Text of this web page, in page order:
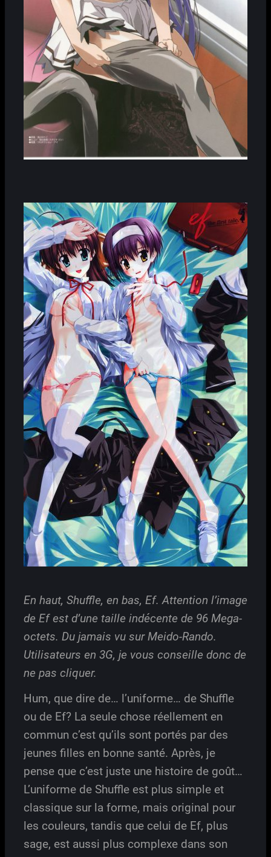
En haut, Shuffle, en bas, Ef. Attention l’image
de Ef est d’une taille indécente de 96 Mega-
octets. Du jamais vu sur Meido-Rando.
Utilisateurs en 3G, je vous conseille donc de
ne pas cliquer.
Hum, que dire de… l’uniforme… de Shuffle
ou de Ef? La seule chose réellement en
commun c’est qu’ils sont portés par des
jeunes filles en bonne santé. Après, je
pense que c’est juste une histoire de goût…
L’uniforme de Shuffle est plus simple et
classique sur la forme, mais original pour
les couleurs, tandis que celui de Ef, plus
sage, est aussi plus complexe dans son